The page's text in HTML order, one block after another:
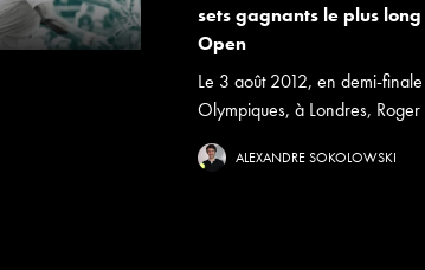
sets gagnants le plus long
Open
Le 3 août 2012, en demi-
Olympiques, à Londres, Roger
ALEXANDRE SOKOLOWSKI